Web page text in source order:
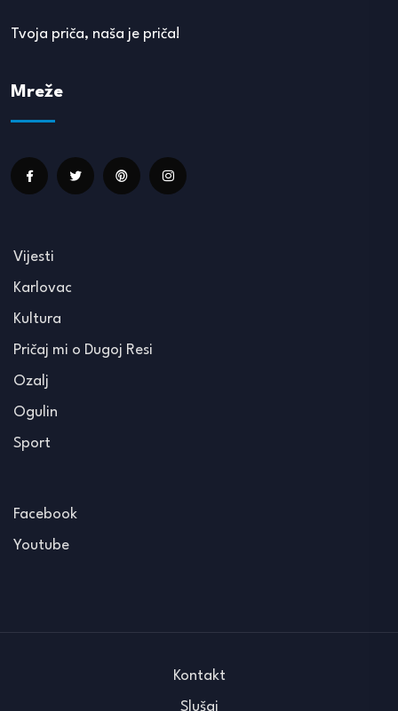
Tvoja priča, naša je priča!
Mreže
Vijesti
Karlovac
Kultura
Pričaj mi o Dugoj Resi
Ozalj
Ogulin
Sport
Facebook
Youtube
Kontakt
Slušaj